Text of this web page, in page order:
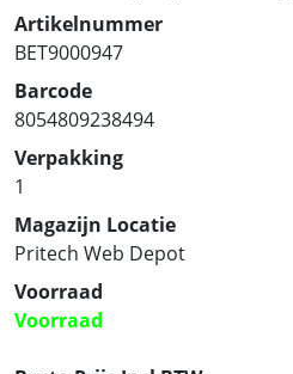
Artikelnummer
BET9000947
Barcode
8054809238494
Verpakking
1
Magazijn Locatie
Pritech Web Depot
Voorraad
Voorraad